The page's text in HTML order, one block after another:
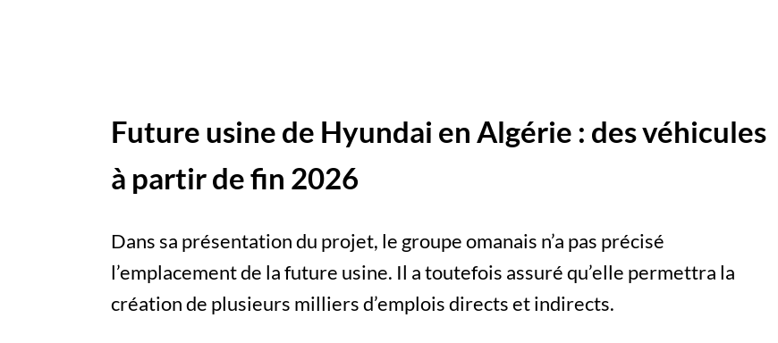
Future usine de Hyundai en Algérie : des véhicules
à partir de fin 2026
Dans sa présentation du projet, le groupe omanais n’a pas précisé
l’emplacement de la future usine. Il a toutefois assuré qu’elle permettra la
création de plusieurs milliers d’emplois directs et indirects.